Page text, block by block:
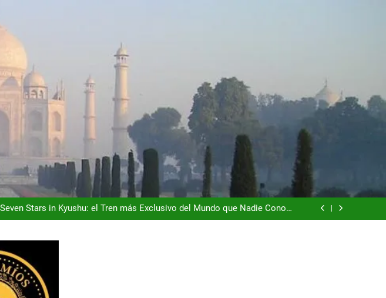
Ho Chi Minh (Saigón): la Ciudad que te Roba el Móvil y el Corazón (2026)
Costa Rica: donde el Lujo es la Naturaleza y la Naturaleza es el Lujo
Seven Stars in Kyushu: el Tren más Exclusivo del Mundo que Nadie Conoce
(2026)
Kuala Lumpur: la Capital que Vale Mucho más que sus Torres (2026)
Ho Chi Minh (Saigón): la Ciudad que te Roba el Móvil y el Corazón (2026)